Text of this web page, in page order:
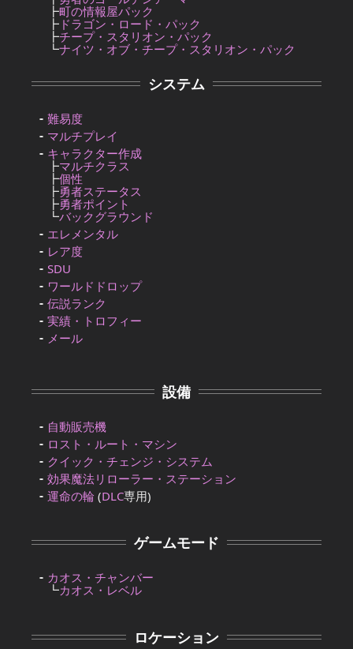
┣町の情報屋パック
┣ ドラゴン・ロード・パック
┣チープ・スタリオン・パック
┗ナイツ・オブ・チープ・スタリオン・パック
システム
難易度
マルチプレイ
キャラクター作成
┣マルチクラス
┣個性
┣勇者ステータス
┣勇者ポイント
┗バックグラウンド
エレメンタル
レア度
SDU
ワールドドロップ
伝説ランク
実績・トロフィー
メール
設備
自動販売機
ロスト・ルート・マシン
クイック・チェンジ・システム
効果魔法リローラー・ステーション
運命の輪 (DLC専用)
ゲームモード
カオス・チャンバー
┗カオス・レベル
ロケーション